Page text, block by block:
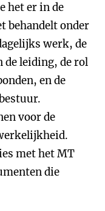
het er in de
behandelt onder
werk, de
leiding, de rol
en de
voor de
met het MT
die